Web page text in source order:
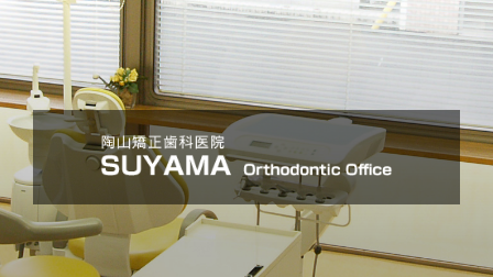
コ
ン
ン
ツ
ス
キ
ッ
プ